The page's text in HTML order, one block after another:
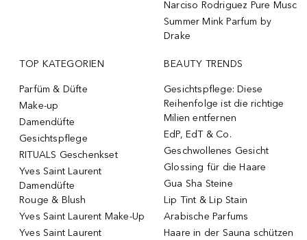
Narciso Rodriguez Pure Musc
Summer Mink Parfum by
Drake
TOP KATEGORIEN
Parfüm & Düfte
Make-up
Damendüfte
Gesichtspflege
RITUALS Geschenkset
Yves Saint Laurent
Damendüfte
Rouge & Blush
Yves Saint Laurent Make-Up
Yves Saint Laurent
BEAUTY TRENDS
Gesichtspflege: Diese
Reihenfolge ist die richtige
Milien entfernen
EdP, EdT & Co.
Geschwollenes Gesicht
Glossing für die Haare
Gua Sha Steine
Lip Tint & Lip Stain
Arabische Parfums
Haare in der Sauna schützen